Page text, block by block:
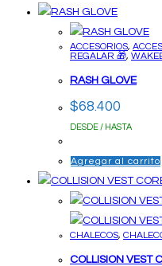
ACCESORIOS,
REGALAR 🎁,
RASH GLOVE
$68.400
DESDE / HASTA
Agregar al carrito
CHALECOS,
COLLISION VEST